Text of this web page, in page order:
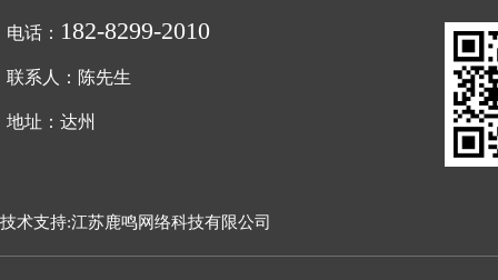
电话： 182-8299-2010
联系人：陈先生
地址：达州
技术支持:江苏鹿鸣网络科技有限公司